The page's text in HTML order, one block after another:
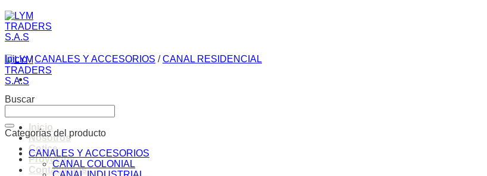
Saltar
al
contenido
Inicio
Nosotros
Cotice
Proyectos
Contáctenos
Inicio / CANALES Y ACCESORIOS / CANAL RESIDENCIAL
Buscar
Categorías del producto
CANALES Y ACCESORIOS
CANAL COLONIAL